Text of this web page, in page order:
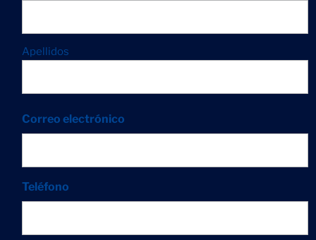
Apellidos
Correo electrónico
Teléfono